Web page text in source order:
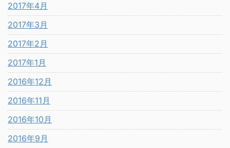
2017年4月
2017年3月
2017年2月
2017年1月
2016年12月
2016年11月
2016年10月
2016年9月